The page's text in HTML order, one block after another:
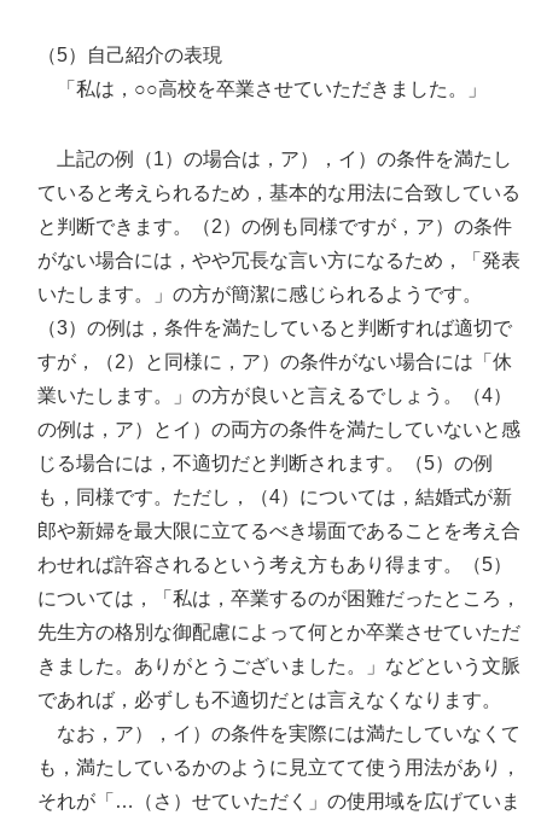
（5）自己紹介の表現
「私は，○○高校を卒業させていただきました。」
上記の例（1）の場合は，ア），イ）の条件を満たし
ていると考えられるため，基本的な用法に合致している
と判断できます。（2）の例も同様ですが，ア）の条件
がない場合には，やや冗長な言い方になるため，「発表
いたします。」の方が簡潔に感じられるようです。
（3）の例は，条件を満たしていると判断すれば適切で
すが，（2）と同様に，ア）の条件がない場合には「休
業いたします。」の方が良いと言えるでしょう。（4）
の例は，ア）とイ）の両方の条件を満たしていないと感
じる場合には，不適切だと判断されます。（5）の例
も，同様です。ただし，（4）については，結婚式が新
郎や新婦を最大限に立てるべき場面であることを考え合
わせれば許容されるという考え方もあり得ます。（5）
については，「私は，卒業するのが困難だったところ，
先生方の格別な御配慮によって何とか卒業させていただ
きました。ありがとうございました。」などという文脈
であれば，必ずしも不適切だとは言えなくなります。
なお，ア），イ）の条件を実際には満たしていなくて
も，満たしているかのように見立てて使う用法があり，
それが「…（さ）せていただく」の使用域を広げていま